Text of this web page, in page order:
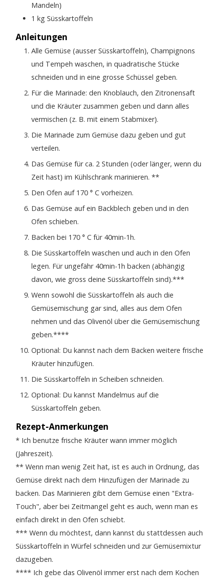
Mandeln)
1 kg Süsskartoffeln
Anleitungen
Alle Gemüse (ausser Süsskartoffeln), Champignons
und Tempeh waschen, in quadratische Stücke
schneiden und in eine grosse Schüssel geben.
Für die Marinade: den Knoblauch, den Zitronensaft
und die Kräuter zusammen geben und dann alles
vermischen (z. B. mit einem Stabmixer).
Die Marinade zum Gemüse dazu geben und gut
verteilen.
Das Gemüse für ca. 2 Stunden (oder länger, wenn du
Zeit hast) im Kühlschrank marinieren. **
Den Ofen auf 170 ° C vorheizen.
Das Gemüse auf ein Backblech geben und in den
Ofen schieben.
Backen bei 170 ° C für 40min-1h.
Die Süsskartoffeln waschen und auch in den Ofen
legen. Für ungefähr 40min-1h backen (abhängig
davon, wie gross deine Süsskartoffeln sind).***
Wenn sowohl die Süsskartoffeln als auch die
Gemüsemischung gar sind, alles aus dem Ofen
nehmen und das Olivenöl über die Gemüsemischung
geben.****
Optional: Du kannst nach dem Backen weitere frische
Kräuter hinzufügen.
Die Süsskartoffeln in Scheiben schneiden.
Optional: Du kannst Mandelmus auf die
Süsskartoffeln geben.
Rezept-Anmerkungen
* Ich benutze frische Kräuter wann immer möglich
(Jahreszeit).
** Wenn man wenig Zeit hat, ist es auch in Ordnung, das
Gemüse direkt nach dem Hinzufügen der Marinade zu
backen. Das Marinieren gibt dem Gemüse einen "Extra-
Touch", aber bei Zeitmangel geht es auch, wenn man es
einfach direkt in den Ofen schiebt.
*** Wenn du möchtest, dann kannst du stattdessen auch
Süsskartoffeln in Würfel schneiden und zur Gemüsemixtur
dazugeben.
**** Ich gebe das Olivenöl immer erst nach dem Kochen